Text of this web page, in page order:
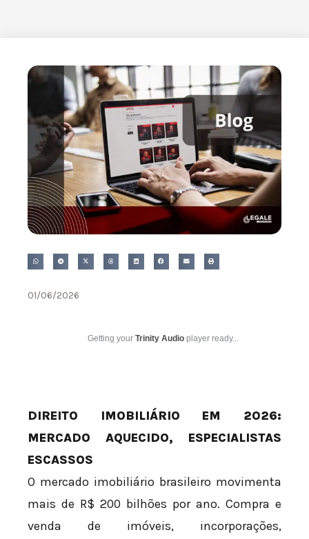
01/06/2026
Getting your Trinity Audio player ready...
DIREITO IMOBILIÁRIO EM 2026:
MERCADO AQUECIDO, ESPECIALISTAS
ESCASSOS
O mercado imobiliário brasileiro movimenta
mais de R$ 200 bilhões por ano. Compra e
venda de imóveis, incorporações,